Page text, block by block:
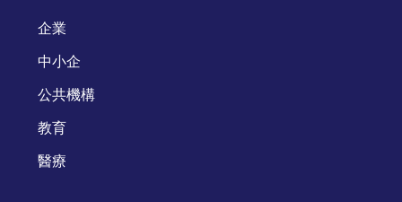
企業
中小企
公共機構
教育
醫療